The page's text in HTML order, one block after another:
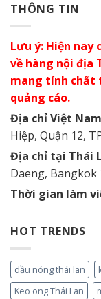
THÔNG TIN
Lưu ý: Hiện nay
về hàng nội địa
mang tính chất
quảng cáo.
Địa chỉ Việt
Hiệp, Quận 12,
Địa chỉ tại Thái
Daeng, Bangkok
Thời gian làm
HOT TRENDS
dầu nóng thái lan
Keo ong Thái Lan